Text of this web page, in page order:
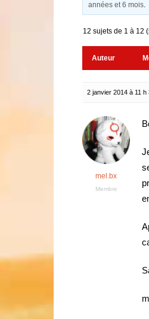
années et 6 mois.
12 sujets de 1 à 12
Auteur
2 janvier 2014 à 11 h
mel.bx
Membre